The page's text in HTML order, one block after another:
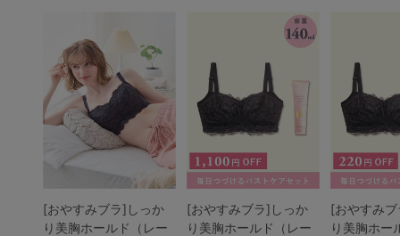
[おやすみブラ]しっか
り美胸ホールド（レー
[おやすみブラ]しっか
り美胸ホールド（レー
[おやすみ
り美胸ホー